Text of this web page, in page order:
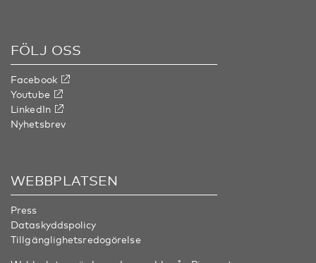
FÖLJ OSS
Facebook
Youtube
LinkedIn
Nyhetsbrev
WEBBPLATSEN
Press
Dataskyddspolicy
Tillgänglighetsredogörelse